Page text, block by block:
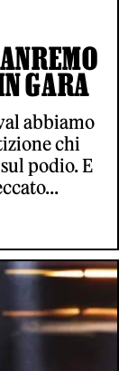
GARA
abbiamo
chi
podio. E